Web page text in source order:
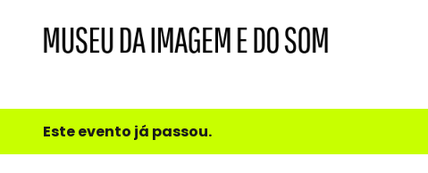
e
do
Som
Este evento já passou.